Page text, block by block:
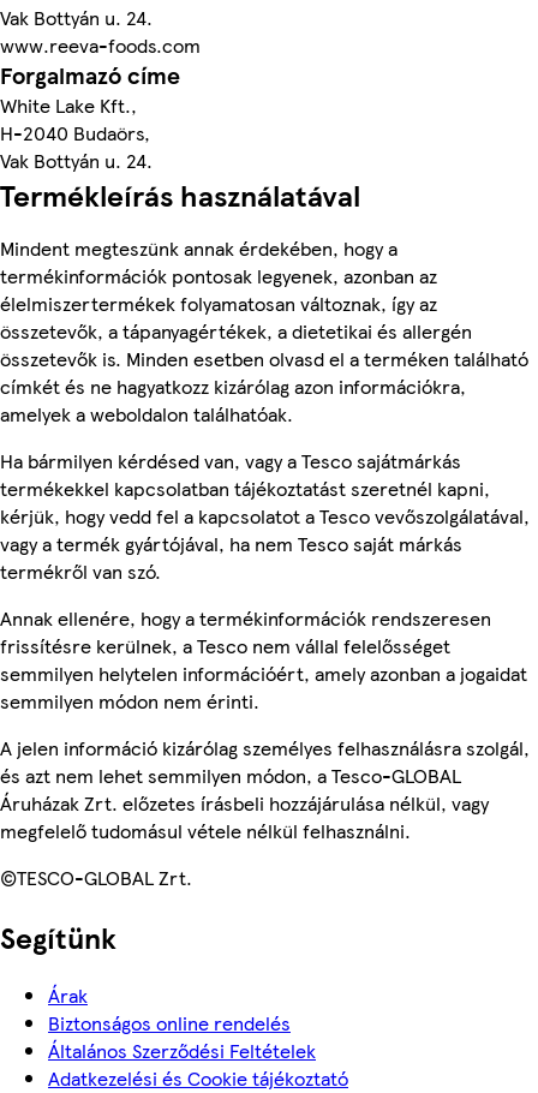
Vak Bottyán u. 24.
www.reeva-foods.com
Forgalmazó címe
White Lake Kft.,
H-2040 Budaörs,
Vak Bottyán u. 24.
Termékleírás használatával
Mindent megteszünk annak érdekében, hogy a
termékinformációk pontosak legyenek, azonban az
élelmiszertermékek folyamatosan változnak, így az
összetevők, a tápanyagértékek, a dietetikai és allergén
összetevők is. Minden esetben olvasd el a terméken található
címkét és ne hagyatkozz kizárólag azon információkra,
amelyek a weboldalon találhatóak.
Ha bármilyen kérdésed van, vagy a Tesco sajátmárkás
termékekkel kapcsolatban tájékoztatást szeretnél kapni,
kérjük, hogy vedd fel a kapcsolatot a Tesco vevőszolgálatával,
vagy a termék gyártójával, ha nem Tesco saját márkás
termékről van szó.
Annak ellenére, hogy a termékinformációk rendszeresen
frissítésre kerülnek, a Tesco nem vállal felelősséget
semmilyen helytelen információért, amely azonban a jogaidat
semmilyen módon nem érinti.
A jelen információ kizárólag személyes felhasználásra szolgál,
és azt nem lehet semmilyen módon, a Tesco-GLOBAL
Áruházak Zrt. előzetes írásbeli hozzájárulása nélkül, vagy
megfelelő tudomásul vétele nélkül felhasználni.
©TESCO-GLOBAL Zrt.
Segítünk
Árak
Biztonságos online rendelés
Általános Szerződési Feltételek
Adatkezelési és Cookie tájékoztató